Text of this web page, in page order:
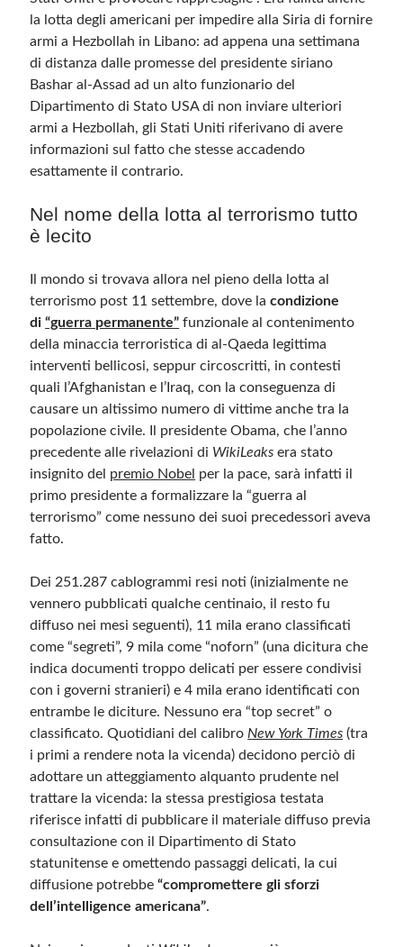
la lotta degli americani per impedire alla Siria di fornire
armi a Hezbollah in Libano: ad appena una settimana
di distanza dalle promesse del presidente siriano
Bashar al-Assad ad un alto funzionario del
Dipartimento di Stato USA di non inviare ulteriori
armi a Hezbollah, gli Stati Uniti riferivano di avere
informazioni sul fatto che stesse accadendo
esattamente il contrario.
Nel nome della lotta al terrorismo tutto
è lecito
Il mondo si trovava allora nel pieno della lotta al
terrorismo post 11 settembre, dove lacondizione
di“guerra permanente” funzionale al contenimento
della minaccia terroristica di al-Qaeda legittima
interventi bellicosi, seppur circoscritti, in contesti
quali l’Afghanistan e l’Iraq, con la conseguenza di
causare un altissimo numero di vittime anche tra la
popolazione civile. Il presidente Obama, che l’anno
precedente alle rivelazioni di WikiLeaks era stato
insignito del premio Nobel per la pace, sarà infatti il
primo presidente a formalizzare la “guerra al
terrorismo” come nessuno dei suoi precedessori aveva
fatto.
Dei 251.287 cablogrammi resi noti (inizialmente ne
vennero pubblicati qualche centinaio, il resto fu
diffuso nei mesi seguenti), 11 mila erano classificati
come “segreti”, 9 mila come “noforn” (una dicitura che
indica documenti troppo delicati per essere condivisi
con i governi stranieri) e 4 mila erano identificati con
entrambe le diciture. Nessuno era “top secret” o
classificato. Quotidiani del calibro New York Times (tra
i primi a rendere nota la vicenda) decidono perciò di
adottare un atteggiamento alquanto prudente nel
trattare la vicenda: la stessa prestigiosa testata
riferisce infatti di pubblicare il materiale diffuso previa
consultazione con il Dipartimento di Stato
statunitense e omettendo passaggi delicati, la cui
diffusione potrebbe“compromettere gli sforzi
dell’intelligence americana”.